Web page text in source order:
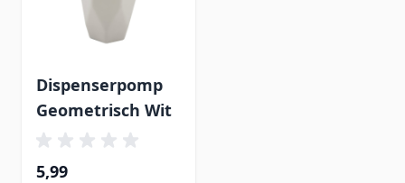
Dispenserpomp
Geometrisch Wit
5,99